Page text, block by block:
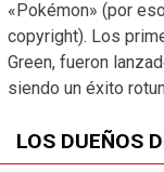
«Pokémon» (por
copyright). Los
Green, fueron
siendo un éxito
LOS DUEÑOS